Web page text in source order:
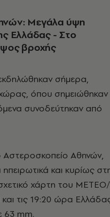
Μεγάλα ύψη
Ελλάδας - Στο
βροχής
σήμερα,
όπου σημειώθηκαν
συνοδεύτηκαν από
Αθηνών,
και κυρίως
χάρτη του ΜΕΤΕΟ/
τις 19:20 ώρα
63 mm.